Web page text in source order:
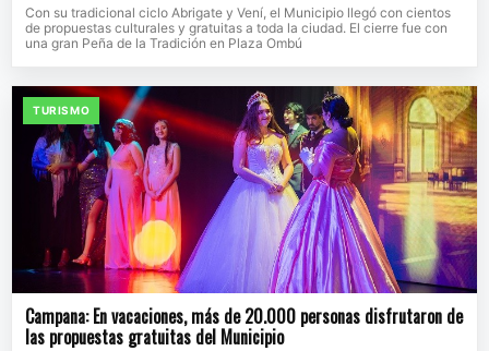
Con su tradicional ciclo Abrigate y Vení, el Municipio llegó con cientos
de propuestas culturales y gratuitas a toda la ciudad. El cierre fue con
una gran Peña de la Tradición en Plaza Ombú
TURISMO
Campana: En vacaciones, más de 20.000 personas disfrutaron de
las propuestas gratuitas del Municipio